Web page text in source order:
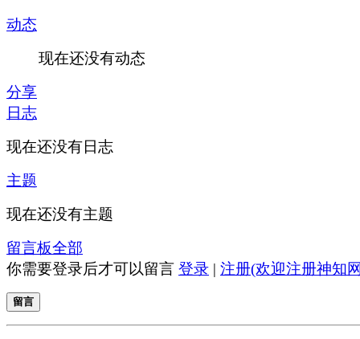
动态
现在还没有动态
分享
日志
现在还没有日志
主题
现在还没有主题
留言板全部
你需要登录后才可以留言 登录 | 注册(欢迎注册神知
留言